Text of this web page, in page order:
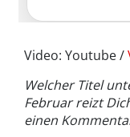
Video: Youtube /
Welcher Titel
Februar reizt
einen